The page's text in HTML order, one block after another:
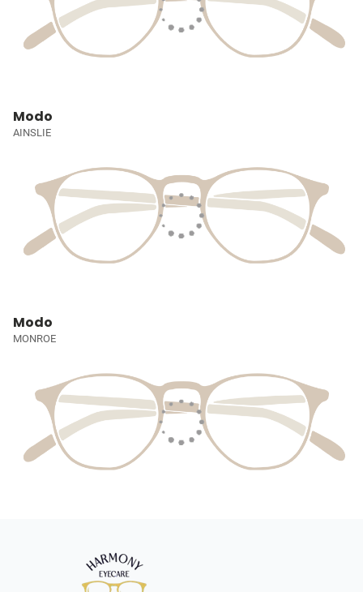
Modo
AINSLIE
Modo
MONROE